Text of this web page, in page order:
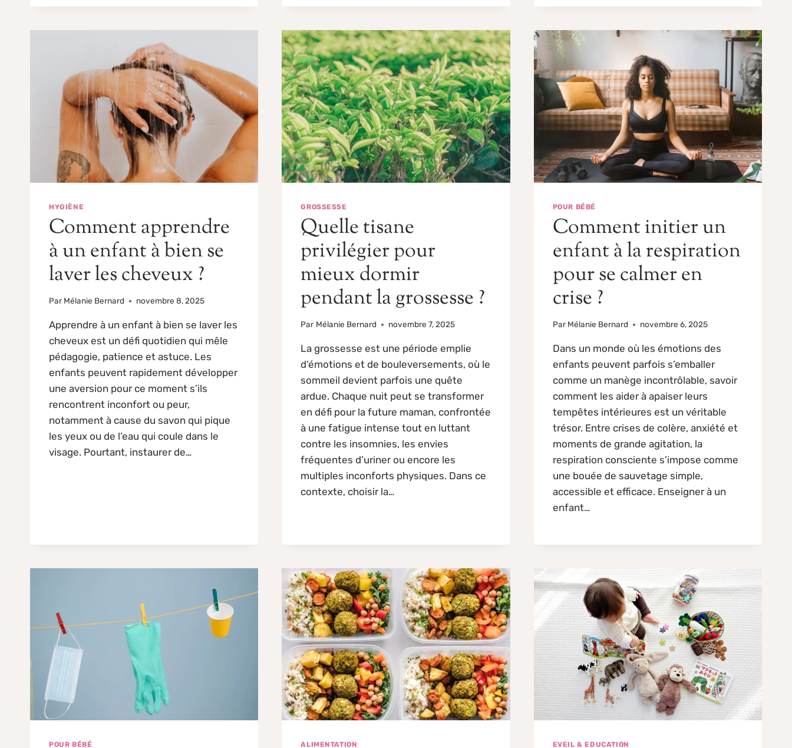
HYGIÈNE
Comment apprendre
à un enfant à bien se
laver les cheveux ?
Par Mélanie Bernard novembre 8, 2025
Apprendre à un enfant à bien se laver les
cheveux est un défi quotidien qui mêle
pédagogie, patience et astuce. Les
enfants peuvent rapidement développer
une aversion pour ce moment s’ils
rencontrent inconfort ou peur,
notamment à cause du savon qui pique
les yeux ou de l’eau qui coule dans le
visage. Pourtant, instaurer de…
GROSSESSE
Quelle tisane
privilégier pour
mieux dormir
pendant la grossesse ?
Par Mélanie Bernard novembre 7, 2025
La grossesse est une période emplie
d’émotions et de bouleversements, où le
sommeil devient parfois une quête
ardue. Chaque nuit peut se transformer
en défi pour la future maman, confrontée
à une fatigue intense tout en luttant
contre les insomnies, les envies
fréquentes d’uriner ou encore les
multiples inconforts physiques. Dans ce
contexte, choisir la…
POUR BÉBÉ
Comment initier un
enfant à la respiration
pour se calmer en
crise ?
Par Mélanie Bernard novembre 6, 2025
Dans un monde où les émotions des
enfants peuvent parfois s’emballer
comme un manège incontrôlable, savoir
comment les aider à apaiser leurs
tempêtes intérieures est un véritable
trésor. Entre crises de colère, anxiété et
moments de grande agitation, la
respiration consciente s’impose comme
une bouée de sauvetage simple,
accessible et efficace. Enseigner à un
enfant…
POUR BÉBÉ ALIMENTATION EVEIL & EDUCATION